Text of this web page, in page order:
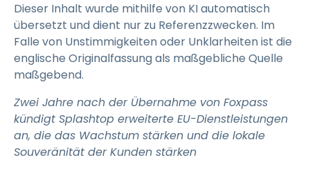
Dieser Inhalt wurde mithilfe von KI automatisch
übersetzt und dient nur zu Referenzzwecken. Im
Falle von Unstimmigkeiten oder Unklarheiten ist die
englische Originalfassung als maßgebliche Quelle
maßgebend.
Zwei Jahre nach der Übernahme von Foxpass
kündigt Splashtop erweiterte EU-Dienstleistungen
an, die das Wachstum stärken und die lokale
Souveränität der Kunden stärken